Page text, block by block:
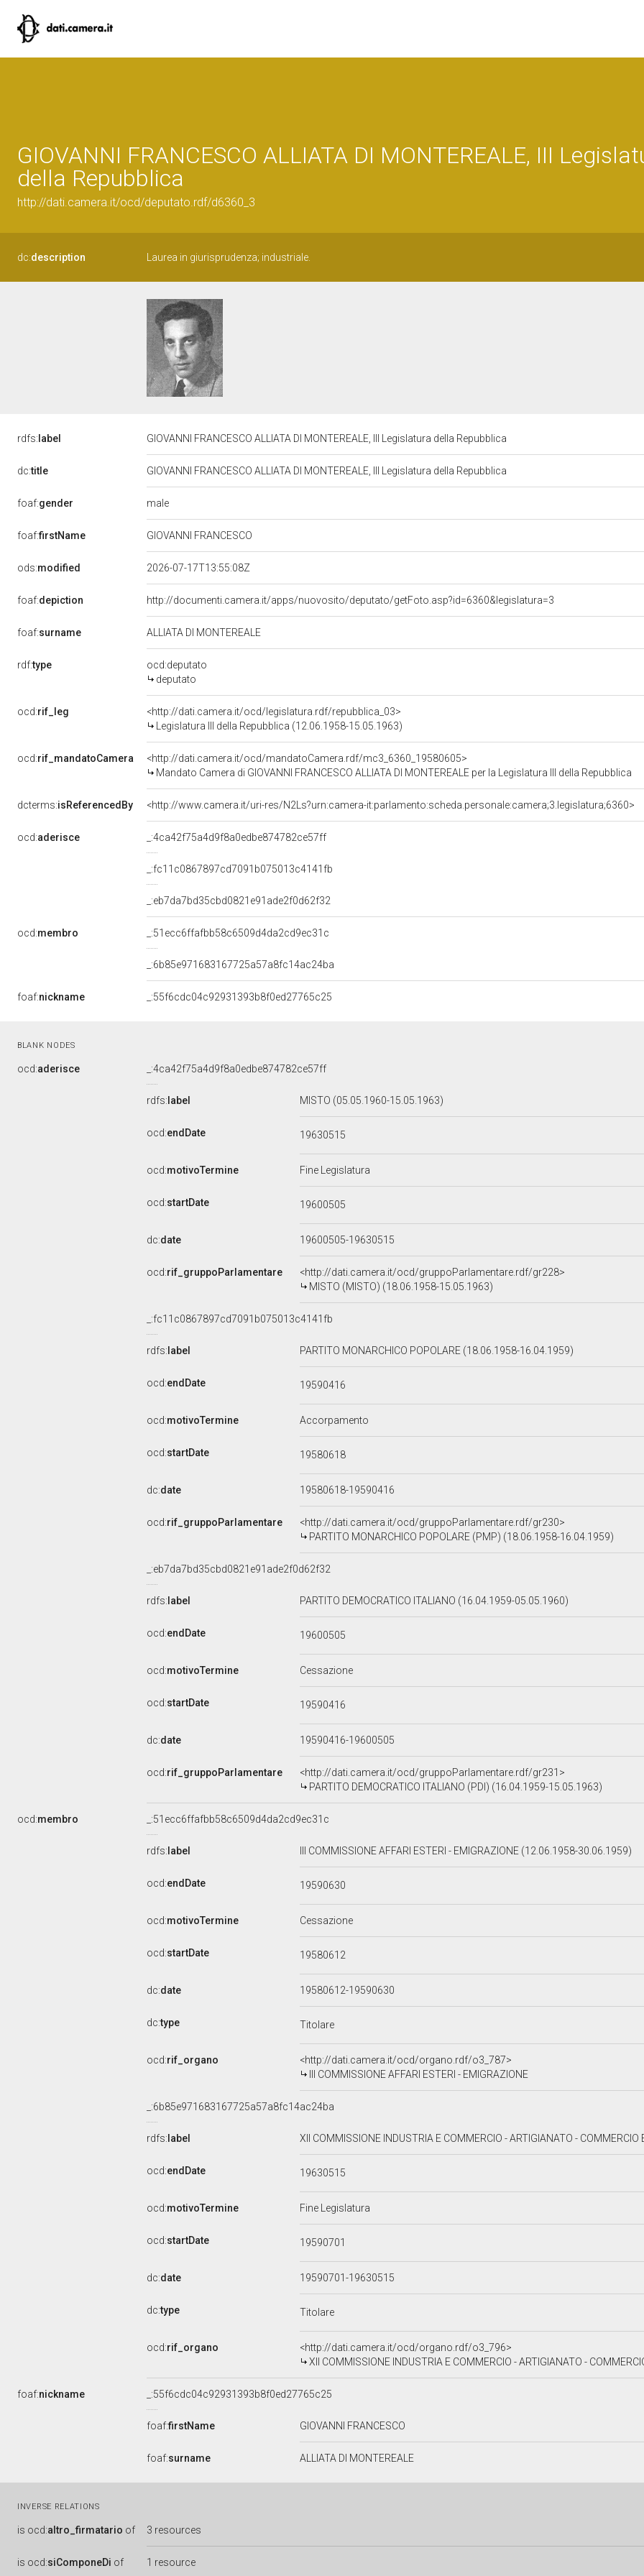
GIOVANNI FRANCESCO ALLIATA DI MONTEREALE, III
della Repubblica
http://dati.camera.it/ocd/deputato.rdf/d6360_3
dc:description Laurea in giurisprudenza; industriale.
rdfs: label GIOVANNI FRANCESCO ALLIATA DI MONTEREALE, III Legislatura della Repubblica
dc:title GIOVANNI FRANCESCO ALLIATA DI MONTEREALE, III Legislatura della Repubblica
foaf:gender male
foaf:firstName GIOVANNI FRANCESCO
ods:modified 2026-07-17T13:55:08Z
foaf:depiction http://documenti.camera.it/apps/nuovosito/deputato/getFoto.asp?id=6360&legislatura=3
foaf:surname ALLIATA DI MONTEREALE
rdf:type
ocd:deputato
deputato
ocd:rif_leg
<http://dati.camera.it/ocd/legislatura.rdf/repubblica_03>
Legislatura III della Repubblica (12.06.1958-15.05.1963)
ocd:rif_mandatoCamera
<http://dati.camera.it/ocd/mandatoCamera.rdf/mc3_6360_19580605>
Mandato Camera di GIOVANNI FRANCESCO ALLIATA DI MONTEREALE per la Legislatura III della Repubblica
dcterms:isReferencedBy <http://www.camera.it/uri-res/N2Ls?urn:camera-it:parlamento:scheda.personale:camera;3.legislatura;6360>
ocd:aderisce _:4ca42f75a4d9f8a0edbe874782ce57ff
_:fc11c0867897cd7091b075013c4141fb
_:eb7da7bd35cbd0821e91ade2f0d62f32
ocd:membro _:51ecc6ffafbb58c6509d4da2cd9ec31c
_:6b85e971683167725a57a8fc14ac24ba
foaf:nickname _:55f6cdc04c92931393b8f0ed27765c25
BLANK NODES
ocd:aderisce _:4ca42f75a4d9f8a0edbe874782ce57ff
rdfs: label MISTO (05.05.1960-15.05.1963)
ocd:endDate 19630515
ocd:motivoTermine Fine Legislatura
ocd:startDate 19600505
dc:date 19600505-19630515
ocd:rif_gruppoParlamentare
<http://dati.camera.it/ocd/gruppoParlamentare.rdf/gr228>
MISTO (MISTO) (18.06.1958-15.05.1963)
_:fc11c0867897cd7091b075013c4141fb
rdfs: label PARTITO MONARCHICO POPOLARE (18.06.1958-16.04.1959)
ocd:endDate 19590416
ocd:motivoTermine Accorpamento
ocd:startDate 19580618
dc:date 19580618-19590416
ocd:rif_gruppoParlamentare
<http://dati.camera.it/ocd/gruppoParlamentare.rdf/gr230>
PARTITO MONARCHICO POPOLARE (PMP) (18.06.1958-16.04.1959)
_:eb7da7bd35cbd0821e91ade2f0d62f32
rdfs: label PARTITO DEMOCRATICO ITALIANO (16.04.1959-05.05.1960)
ocd:endDate 19600505
ocd:motivoTermine Cessazione
ocd:startDate 19590416
dc:date 19590416-19600505
ocd:rif_gruppoParlamentare
<http://dati.camera.it/ocd/gruppoParlamentare.rdf/gr231>
PARTITO DEMOCRATICO ITALIANO (PDI) (16.04.1959-15.05.1963)
ocd:membro _:51ecc6ffafbb58c6509d4da2cd9ec31c
rdfs: label III COMMISSIONE AFFARI ESTERI - EMIGRAZIONE (12.06.1958-30.06.1959)
ocd:endDate 19590630
ocd:motivoTermine Cessazione
ocd:startDate 19580612
dc:date 19580612-19590630
dc:type Titolare
ocd:rif_organo
<http://dati.camera.it/ocd/organo.rdf/o3_787>
III COMMISSIONE AFFARI ESTERI - EMIGRAZIONE
_:6b85e971683167725a57a8fc14ac24ba
rdfs: label XII COMMISSIONE INDUSTRIA E COMMERCIO - ARTIGIANATO -
ocd:endDate 19630515
ocd:motivoTermine Fine Legislatura
ocd:startDate 19590701
dc:date 19590701-19630515
dc:type Titolare
ocd:rif_organo
<http://dati.camera.it/ocd/organo.rdf/o3_796>
XII COMMISSIONE INDUSTRIA E COMMERCIO - ARTIGIANATO -
foaf:nickname _:55f6cdc04c92931393b8f0ed27765c25
foaf:firstName GIOVANNI FRANCESCO
foaf:surname ALLIATA DI MONTEREALE
INVERSE RELATIONS
is ocd:altro_firmatario of 3 resources
is ocd:siComponeDi of 1 resource